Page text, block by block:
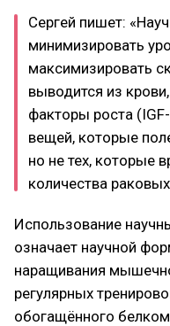
Сергей пишет:
минимизировать
максимизировать
выводится из
факторы роста
вещей, которые
но не тех, которые
количества
Использование
означает научной
наращивания
регулярных
обогащённого